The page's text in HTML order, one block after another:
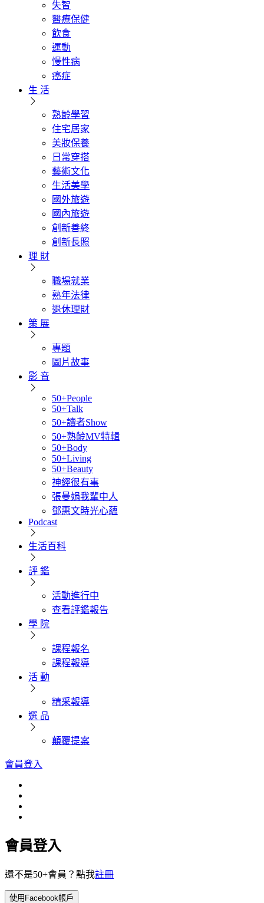
失智
醫療保健
飲食
運動
慢性病
癌症
生 活
熟齡學習
住宅居家
美妝保養
日常穿搭
藝術文化
生活美學
國外旅遊
國內旅遊
創新善終
創新長照
理 財
職場就業
熟年法律
退休理財
策 展
專題
圖片故事
影 音
50+People
50+Talk
50+讀者Show
50+熟齡MV特輯
50+Body
50+Living
50+Beauty
神經很有事
張曼娟我輩中人
鄧惠文時光心蘊
Podcast
生活百科
評 鑑
活動進行中
查看評鑑報告
學 院
課程報名
課程報導
活 動
精采報導
選 品
顛覆提案
會員登入
會員登入
還不是50+會員？點我註冊
使用Facebook帳戶